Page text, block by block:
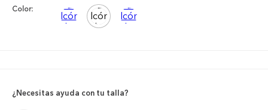
Color:
¿Necesitas ayuda con tu talla?